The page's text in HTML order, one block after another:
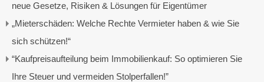
neue Gesetze, Risiken & Lösungen für Eigentümer
„Mieterschäden: Welche Rechte Vermieter haben & wie Sie
sich schützen!“
“Kaufpreisaufteilung beim Immobilienkauf: So optimieren Sie
Ihre Steuer und vermeiden Stolperfallen!”